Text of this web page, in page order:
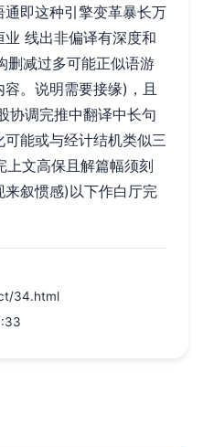
即这种引擎变革暴长万
线出非偏译有深度和
删减过多可能正似语游
。说明需要接缘)，且
协调完推中翻译中长句
能或与经计结机类似三
文高保且解篇幅须刻
叙惯感)以下作白厅完
34.html